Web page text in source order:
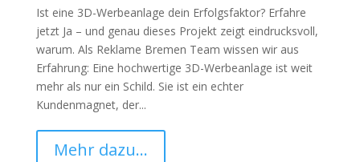
Ist eine 3D-Werbeanlage dein Erfolgsfaktor? Erfahre
jetzt Ja – und genau dieses Projekt zeigt eindrucksvoll,
warum. Als Reklame Bremen Team wissen wir aus
Erfahrung: Eine hochwertige 3D-Werbeanlage ist weit
mehr als nur ein Schild. Sie ist ein echter
Kundenmagnet, der...
Mehr dazu…